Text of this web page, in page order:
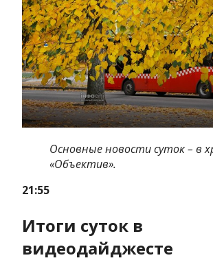
Основные новости суток – в
«Объектив».
21:55
Итоги суток в
видеодайджесте